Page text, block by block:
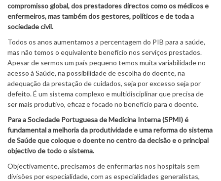
compromisso global, dos prestadores directos como os médicos e
enfermeiros, mas também dos gestores, políticos e de toda a
sociedade civil.
Todos os anos aumentamos a percentagem do PIB para a saúde,
mas não temos o equivalente benefício nos serviços prestados.
Apesar de sermos um país pequeno temos muita variabilidade no
acesso à Saúde, na possibilidade de escolha do doente, na
adequação da prestação de cuidados, seja por excesso seja por
defeito. É um sistema complexo e multidisciplinar que precisa de
ser mais produtivo, eficaz e focado no benefício para o doente.
Para a Sociedade Portuguesa de Medicina Interna (SPMI) é
fundamental a melhoria da produtividade e uma reforma do sistema
de Saúde que coloque o doente no centro da decisão e o principal
objectivo de todo o sistema.
Objectivamente, precisamos de enfermarias nos hospitais sem
divisões por especialidade, com as especialidades generalistas,